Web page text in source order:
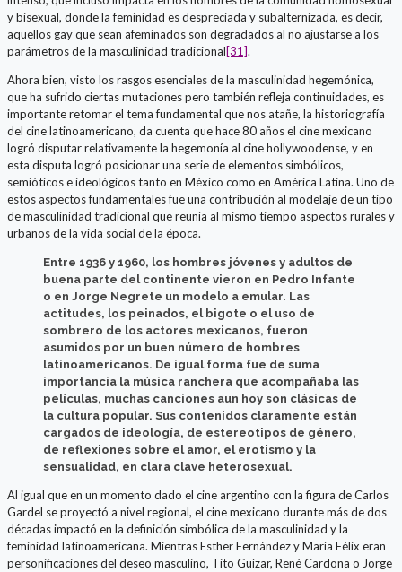
y bisexual, donde la feminidad es despreciada y subalternizada, es decir,
aquellos gay que sean afeminados son degradados al no ajustarse a los
parámetros de la masculinidad tradicional[31].
Ahora bien, visto los rasgos esenciales de la masculinidad hegemónica,
que ha sufrido ciertas mutaciones pero también refleja continuidades, es
importante retomar el tema fundamental que nos atañe, la historiografía
del cine latinoamericano, da cuenta que hace 80 años el cine mexicano
logró disputar relativamente la hegemonía al cine hollywoodense, y en
esta disputa logró posicionar una serie de elementos simbólicos,
semióticos e ideológicos tanto en México como en América Latina. Uno de
estos aspectos fundamentales fue una contribución al modelaje de un tipo
de masculinidad tradicional que reunía al mismo tiempo aspectos rurales y
urbanos de la vida social de la época.
Entre 1936 y 1960, los hombres jóvenes y adultos de
buena parte del continente vieron en Pedro Infante
o en Jorge Negrete un modelo a emular. Las
actitudes, los peinados, el bigote o el uso de
sombrero de los actores mexicanos, fueron
asumidos por un buen número de hombres
latinoamericanos. De igual forma fue de suma
importancia la música ranchera que acompañaba las
películas, muchas canciones aun hoy son clásicas de
la cultura popular. Sus contenidos claramente están
cargados de ideología, de estereotipos de género,
de reflexiones sobre el amor, el erotismo y la
sensualidad, en clara clave heterosexual.
Al igual que en un momento dado el cine argentino con la figura de Carlos
Gardel se proyectó a nivel regional, el cine mexicano durante más de dos
décadas impactó en la definición simbólica de la masculinidad y la
feminidad latinoamericana. Mientras Esther Fernández y María Félix eran
personificaciones del deseo masculino, Tito Guízar, René Cardona o Jorge